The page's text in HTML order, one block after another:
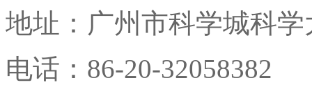
地址： 广州市科学城科
电话： 86-20-32058382